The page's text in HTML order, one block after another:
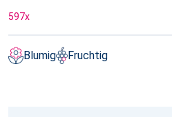
597x
Blumig Fruchtig